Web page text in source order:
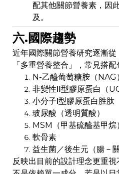
配其他關節營養素，因
及。
六.國際趨勢
近年國際關節營養研究逐漸
「多重營養整合」，常見搭配
N-乙醯葡萄糖胺（NAG
非變性Ⅱ型膠原蛋白（
小分子Ⅰ型膠原蛋白胜肽
玻尿酸（透明質酸）
MSM（甲基硫醯基甲烷
軟骨素
益生菌／後生元（腸－
反映出目前的設計理念更重